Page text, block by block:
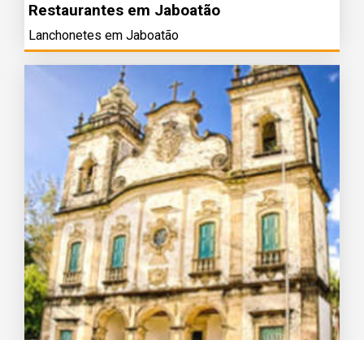
Restaurantes em Jaboatão
Lanchonetes em Jaboatão